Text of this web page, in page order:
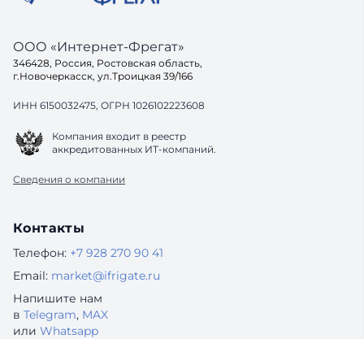
ООО «Интернет-Фрегат»
346428, Россия, Ростовская область,
г.Новочеркасск, ул.Троицкая 39/166
ИНН 6150032475, ОГРН 1026102223608
Компания входит в реестр
аккредитованных ИТ-компаний.
Сведения о компании
Контакты
Телефон: +7 928 270 90 41
Email: market@ifrigate.ru
Напишите нам
в Telegram, MAX
или Whatsapp